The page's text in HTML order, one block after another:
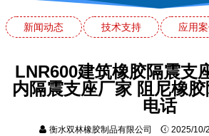
新闻动态 技术支持 应用案
LNR600建筑橡胶隔震支
内隔震支座厂家 阻尼橡
电话
衡水双林橡胶制品有限公司 2025/